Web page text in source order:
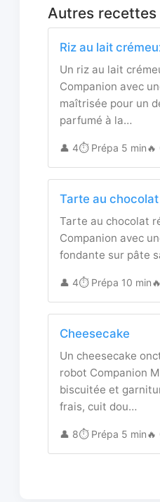
Autres recettes
Riz au lait
Un riz au lait
Companion avec
maîtrisée pour un
parfumé à la…
👤 4⏱️ Prépa 5 min🔥
Tarte au chocolat
Tarte au chocolat
Companion avec
fondante sur pâte
👤 4⏱️ Prépa 10 min
Cheesecake
Un cheesecake
robot Companion
biscuitée et
frais, cuit dou…
👤 8⏱️ Prépa 5 min🔥